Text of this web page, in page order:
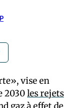
vise en
2030 les rejets